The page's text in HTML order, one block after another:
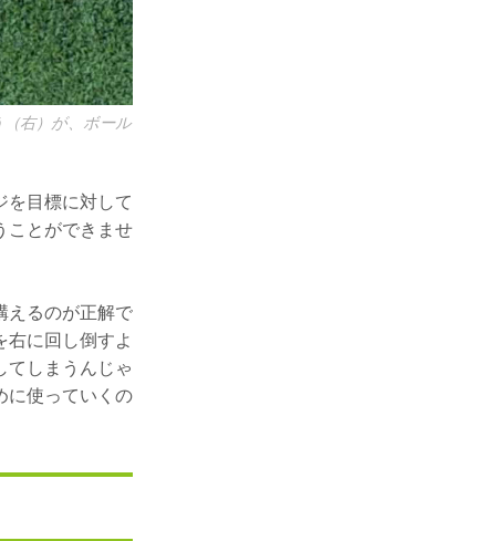
右）が、ボール
を目標に対して
ことができませ
えるのが正解で
右に回し倒すよ
てしまうんじゃ
に使っていくの